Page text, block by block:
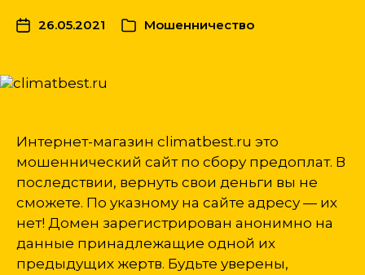
26.05.2021 Мошенничество
Интернет-магазин climatbest.ru это
мошеннический сайт по сбору предоплат. В
последствии, вернуть свои деньги вы не
сможете. По указному на сайте адресу — их
нет! Домен зарегистрирован анонимно на
данные принадлежащие одной их
предыдущих жертв. Будьте уверены,